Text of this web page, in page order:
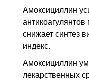
Амоксициллин
снижает синтез
индекс.
Амоксициллин
лекарственных